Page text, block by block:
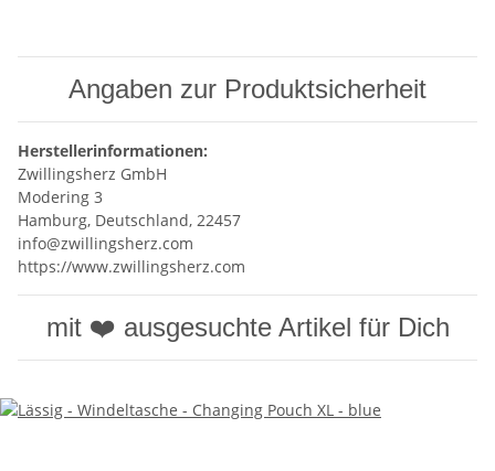
Angaben zur Produktsicherheit
Herstellerinformationen:
Zwillingsherz GmbH
Modering 3
Hamburg, Deutschland, 22457
info@zwillingsherz.com
https://www.zwillingsherz.com
mit ❤️ ausgesuchte Artikel für Dich